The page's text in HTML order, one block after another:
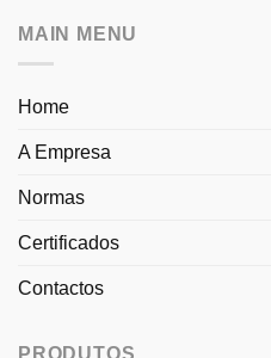
MAIN MENU
Home
A Empresa
Normas
Certificados
Contactos
PRODUTOS